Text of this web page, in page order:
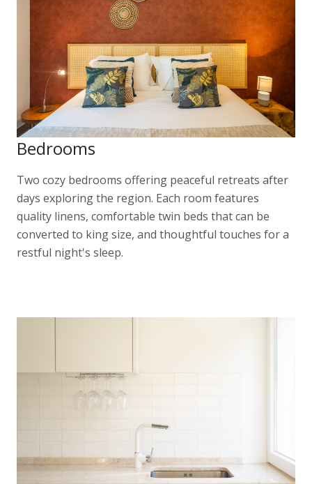
Bedrooms
Two cozy bedrooms offering peaceful retreats after
days exploring the region. Each room features
quality linens, comfortable twin beds that can be
converted to king size, and thoughtful touches for a
restful night's sleep.